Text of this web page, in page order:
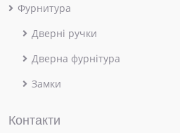
Фурнитура
Дверні ручки
Дверна фурнітура
Замки
Контакти